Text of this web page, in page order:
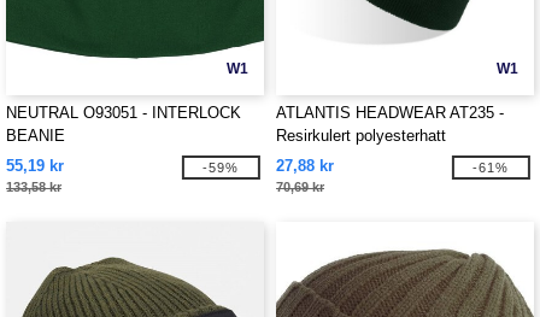
W1
NEUTRAL O93051 - INTERLOCK
BEANIE
55,19 kr
133,58 kr
-59%
W1
ATLANTIS HEADWEAR AT235 -
Resirkulert polyesterhatt
27,88 kr
70,69 kr
-61%